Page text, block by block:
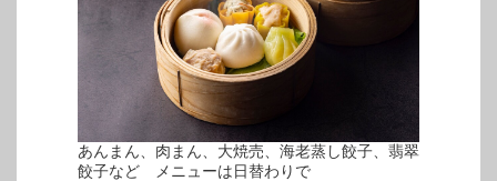
あんまん、肉まん、大焼売、海老蒸し餃子、翡翠
餃子など メニューは日替わりで